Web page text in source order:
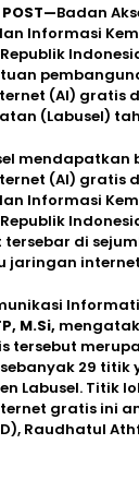
Badan
Informasi
(Al) gratis
(Labusel)
(Al) gratis
Informasi
tersebar di
jaringan
M.Si,
tersebut
sebanyak 29
Labusel. Titik
gratis ini
Raudhatul